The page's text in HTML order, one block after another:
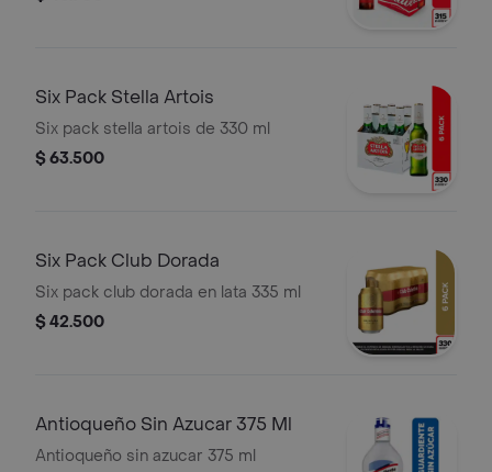
Six Pack Stella Artois
Six pack stella artois de 330 ml
$ 63.500
Six Pack Club Dorada
Six pack club dorada en lata 335 ml
$ 42.500
Antioqueño Sin Azucar 375 Ml
Antioqueño sin azucar 375 ml